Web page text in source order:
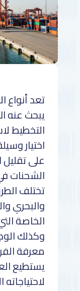
تعد أنواع
يبحث عنه
التخطيط
اختيار
على
الشحنات
تختلف
والبحري
الخاصة
وكذلك
معرفة
يستطيع